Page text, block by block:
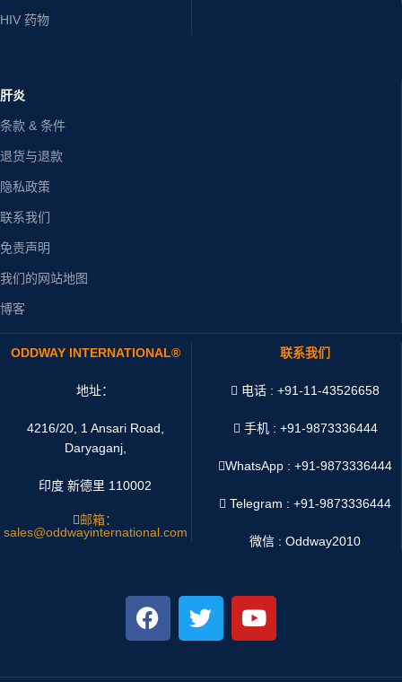
HIV 药物
肝炎
条款 & 条件
退货与退款
隐私政策
联系我们
免责声明
我们的网站地图
博客
ODDWAY INTERNATIONAL®
地址：
4216/20, 1 Ansari Road,
Daryaganj,
印度 新德里 110002
邮箱：
sales@oddwayinternational.com
联系我们
电话 : +91-11-43526658
手机 : +91-9873336444
WhatsApp :+91-9873336444
Telegram : +91-9873336444
微信 : Oddway2010